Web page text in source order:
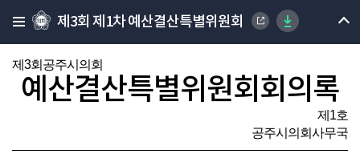
제3회 제1차 예산결산특별위원회
제3회공주시의회
예산결산특별위원회회의록
제1호
공주시의회사무국